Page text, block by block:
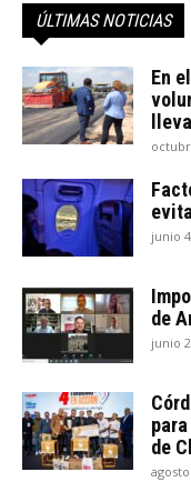
ÚLTIMAS NOTICIAS
En
junio
de
junio
de